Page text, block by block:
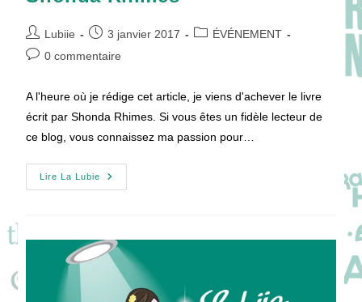
Auteur/autrice
de
Lubiie
Publication
publiée :
3 janvier 2017
PostÉVÉNEMENT
Commentaires
0 commentaire
A l'heure où je rédige cet article, je viens d'achever le livre
écrit par Shonda Rhimes. Si vous êtes un fidèle lecteur de
ce blog, vous connaissez ma passion pour…
Lire La Lubie
Tentez
L’année
Rhimes